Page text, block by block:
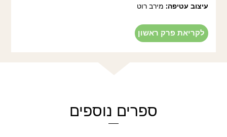
לקריאת פרק ראשון
עיצוב עטיפה: מירב רוט
ספרים נוספים